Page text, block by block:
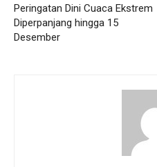
Peringatan Dini Cuaca Ekstrem
Diperpanjang hingga 15
Desember